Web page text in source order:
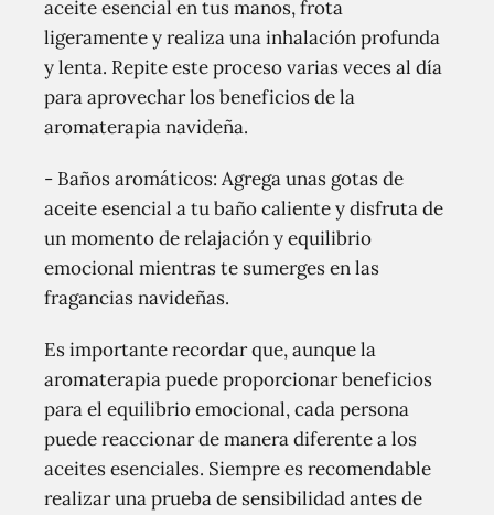
aceite esencial en tus manos, frota
ligeramente y realiza una inhalación profunda
y lenta. Repite este proceso varias veces al día
para aprovechar los beneficios de la
aromaterapia navideña.
- Baños aromáticos: Agrega unas gotas de
aceite esencial a tu baño caliente y disfruta de
un momento de relajación y equilibrio
emocional mientras te sumerges en las
fragancias navideñas.
Es importante recordar que, aunque la
aromaterapia puede proporcionar beneficios
para el equilibrio emocional, cada persona
puede reaccionar de manera diferente a los
aceites esenciales. Siempre es recomendable
realizar una prueba de sensibilidad antes de